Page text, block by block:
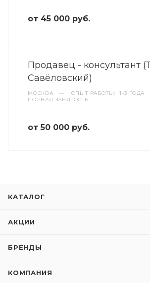
от 45 000 руб.
Продавец - консультант
Савёловский)
МОСКВА — ОПЫТ РАБОТЫ: 1–3 ГОДА
ПОЛНАЯ ЗАНЯТОСТЬ
от 50 000 руб.
КАТАЛОГ
АКЦИИ
БРЕНДЫ
КОМПАНИЯ